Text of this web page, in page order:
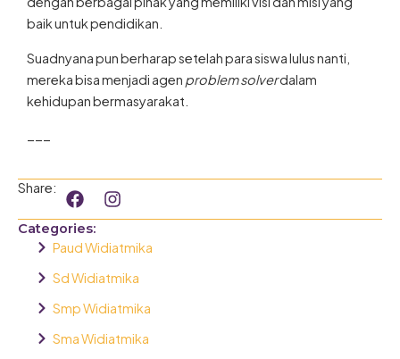
baik untuk pendidikan.
Suadnyana pun berharap setelah para siswa lulus nanti,
mereka bisa menjadi agen problem solverdalam
kehidupan bermasyarakat.
Share:
F
a
c
e
b
o
k
I
n
s
t
a
g
a
m
Categories:
Paud Widiatmika
Sd Widiatmika
Smp Widiatmika
Sma Widiatmika